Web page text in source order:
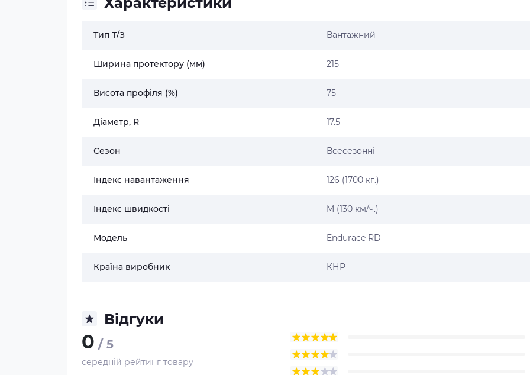
Тип Т/З Вантажний
Ширина протектору (мм) 215
Висота профіля (%) 75
Діаметр, R 17.5
Сезон Всесезонні
Індекс навантаження 126 (1700 кг.)
Індекс швидкості M (130 км/ч.)
Модель Endurace RD
Країна виробник КНР
Відгуки
0 / 5
середній рейтинг товару